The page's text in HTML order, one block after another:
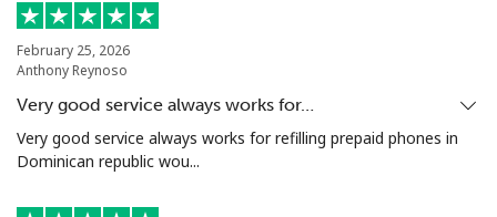
February 25, 2026
Anthony Reynoso
Very good service always works for…
Very good service always works for refilling prepaid phones in
Dominican republic wou...